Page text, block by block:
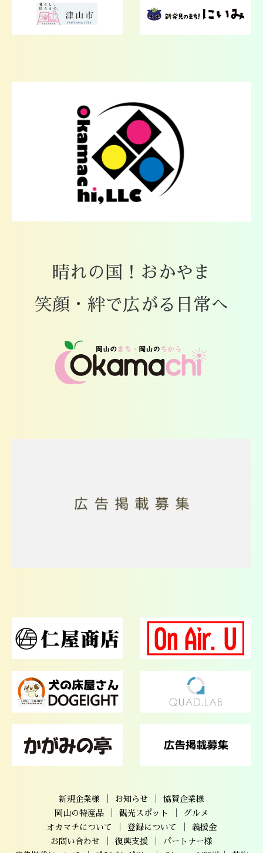
晴れの国！おかやま
笑顔・絆で広がる日常へ
新規企業様 お知らせ
協賛企業様
岡山の特産品
観光スポット
グルメ
オカマチについて
登録について
義援金
お問い合わせ
復興支援
パートナー様